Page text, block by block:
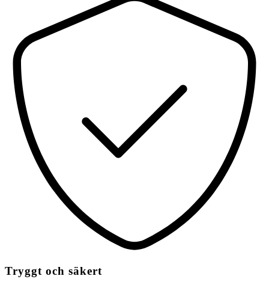
Tryggt och säkert